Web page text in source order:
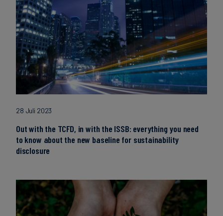
28 Juli 2023
Out with the TCFD, in with the ISSB: everything you need
to know about the new baseline for sustainability
disclosure